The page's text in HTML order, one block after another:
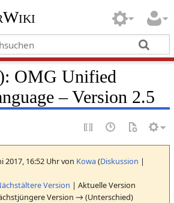
OMG Unified
– Version 2.5
2017, 16:52 Uhr von Kowa(Diskussion |
Version | Aktuelle Version
Version → (Unterschied)